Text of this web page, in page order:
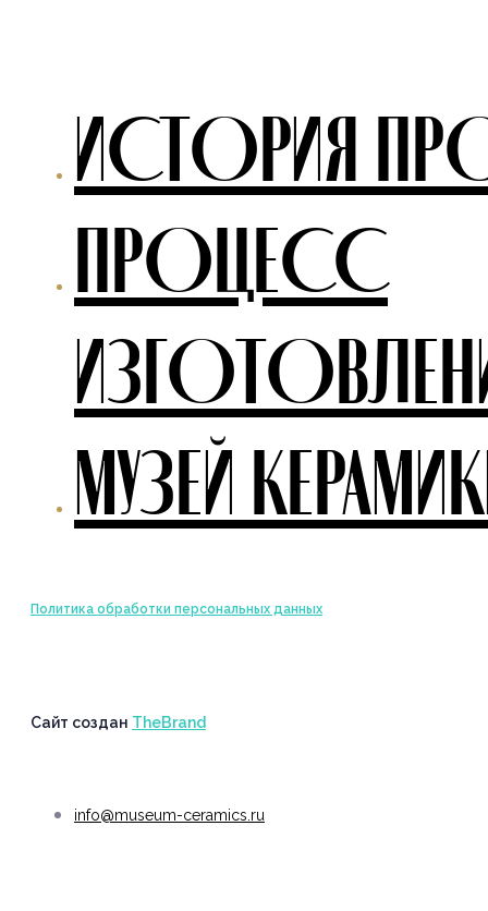
ИСТОРИЯ
ПРОЦЕСС
МУЗЕЙ
Политика обработки персональных данных
Сайт создан TheBrand
info@museum-ceramics.ru